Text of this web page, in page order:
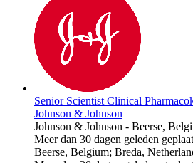
Senior Scientist Clinical
Johnson & Johnson
Johnson & Johnson - Beerse,
Meer dan 30 dagen geleden
Beerse, Belgium; Breda,